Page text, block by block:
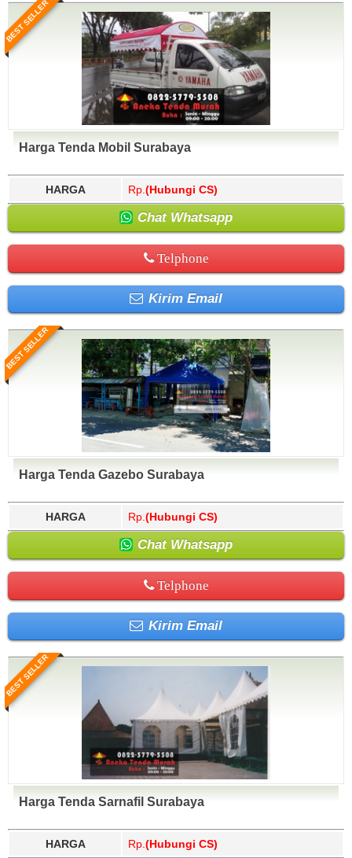
BEST SELLER
Harga Tenda Mobil Surabaya
HARGA Rp. (Hubungi CS)
Chat Whatsapp
Telphone
Kirim Email
BEST SELLER
Harga Tenda Gazebo Surabaya
HARGA Rp. (Hubungi CS)
Chat Whatsapp
Telphone
Kirim Email
BEST SELLER
Harga Tenda Sarnafil Surabaya
HARGA Rp. (Hubungi CS)